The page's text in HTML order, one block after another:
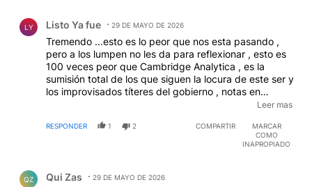
LY Listo Ya fue 29 DE MAYO DE 2026
Tremendo ...esto es lo peor que nos esta pasando ,
pero a los lumpen no les da para reflexionar , esto es
100 veces peor que Cambridge Analytica , es la
sumisión total de los que siguen la locura de este ser y
los improvisados títeres del gobierno , notas en
primera plana del tema en todos los medios todos los
estado de hibernación
Leer mas
RESPONDER 1 2 COMPARTIR
MARCAR
COMO
INAPROPIADO
QZ Qui Zas 29 DE MAYO DE 2026